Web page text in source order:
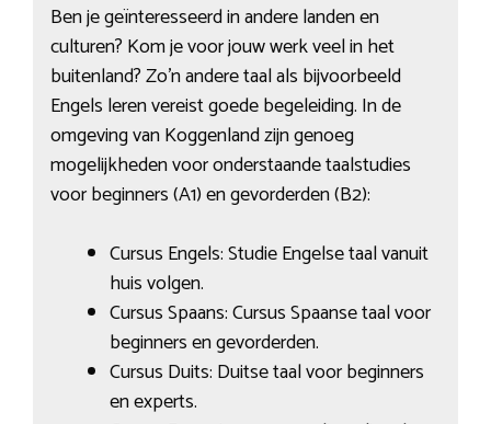
Ben je geïnteresseerd in andere landen en
culturen? Kom je voor jouw werk veel in het
buitenland? Zo’n andere taal als bijvoorbeeld
Engels leren vereist goede begeleiding. In de
omgeving van Koggenland zijn genoeg
mogelijkheden voor onderstaande taalstudies
voor beginners (A1) en gevorderden (B2):
Cursus Engels: Studie Engelse taal vanuit
huis volgen.
Cursus Spaans: Cursus Spaanse taal voor
beginners en gevorderden.
Cursus Duits: Duitse taal voor beginners
en experts.